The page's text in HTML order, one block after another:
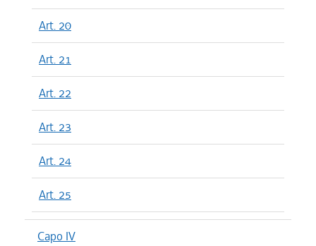
Art. 20
Art. 21
Art. 22
Art. 23
Art. 24
Art. 25
Capo IV